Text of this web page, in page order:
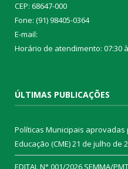
CEP: 68647-000
Fone: (91) 98405-0364
E-mail:
Horário de atendimento: 07:30
ÚLTIMAS PUBLICAÇÕES
Políticas Municipais
Educação (CME)21 de julho de
EDITAL N° 001/2026 SEMMA/